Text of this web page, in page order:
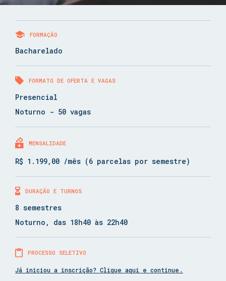
FORMAÇÃO
Bacharelado
FORMATO DE OFERTA E VAGAS
Presencial
Noturno - 50 vagas
MENSALIDADE
R$ 1.199,00 /mês (6 parcelas por semestre)
DURAÇÃO E TURNOS
8 semestres
Noturno, das 18h40 às 22h40
PROCESSO SELETIVO
Já iniciou a inscrição? Clique aqui e continue.